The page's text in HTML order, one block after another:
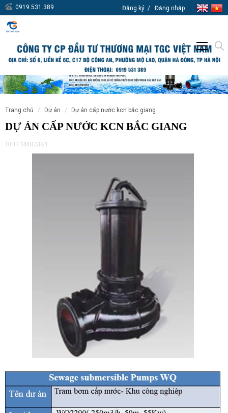
0919.531.389 Đăng ký Đăng nhập
trang chủ dự án dự án cấp nước kcn bắc giang
DỰ ÁN CẤP NƯỚC KCN BẮC GIANG
10:17 18/01/2021